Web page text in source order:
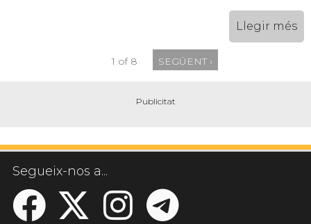
Llegir més
1 of 8 SEGÜENT ›
Segueix-nos a...